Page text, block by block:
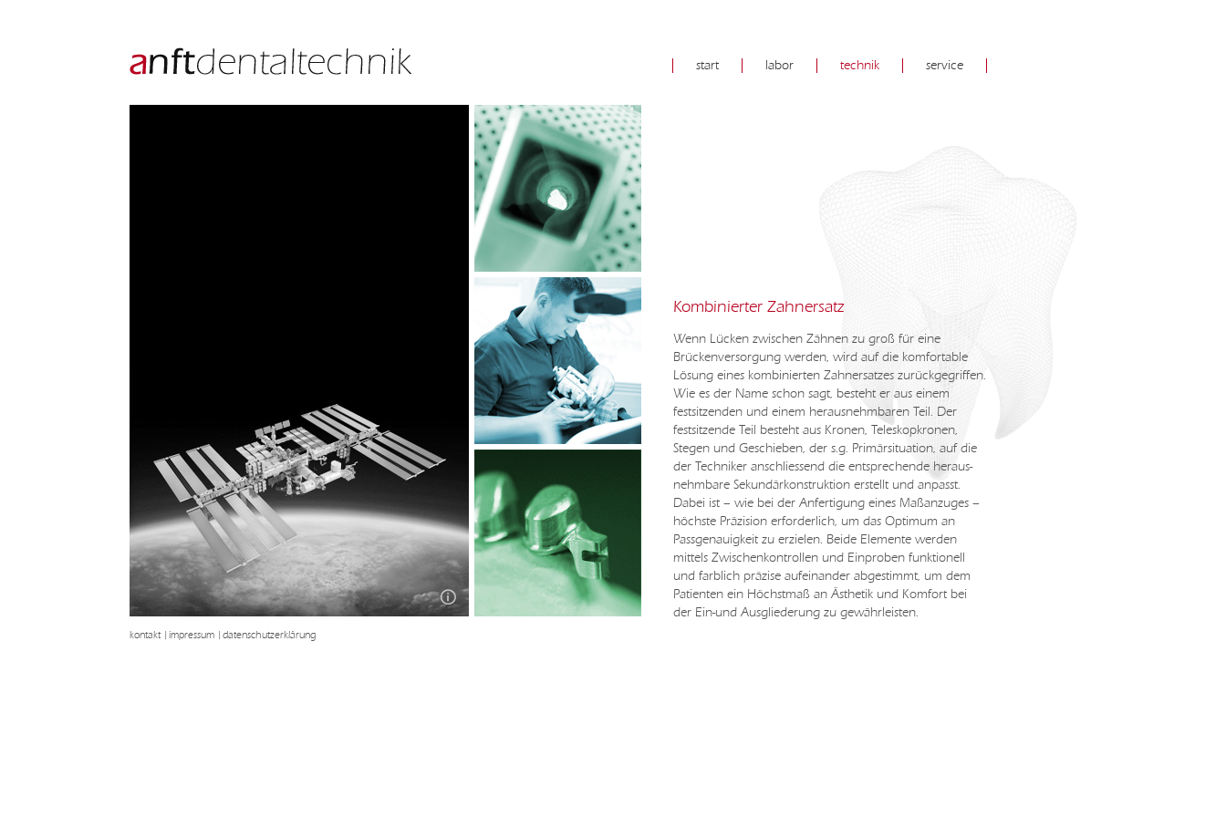
start labor technik service
Kombinierter Zahnersatz
Wenn Lücken zwischen Zähnen zu groß für eine
Brückenversorgung werden, wird auf die komfortable
Lösung eines kombinierten Zahnersatzes zurückgegriffen.
Wie es der Name schon sagt, besteht er aus einem
festsitzenden und einem herausnehmbaren Teil. Der
festsitzende Teil besteht aus Kronen, Teleskopkronen,
Stegen und Geschieben, der s.g. Primärsituation, auf die
der Techniker anschliessend die entsprechende heraus-
nehmbare Sekundärkonstruktion erstellt und anpasst.
Dabei ist – wie bei der Anfertigung eines Maßanzuges –
höchste Präzision erforderlich, um das Optimum an
Passgenauigkeit zu erzielen. Beide Elemente werden
mittels Zwischenkontrollen und Einproben funktionell
und farblich präzise aufeinander abgestimmt, um dem
Patienten ein Höchstmaß an Ästhetik und Komfort bei
der Ein-und Ausgliederung zu gewährleisten.
kontakt| impressum | datenschutzerklärung